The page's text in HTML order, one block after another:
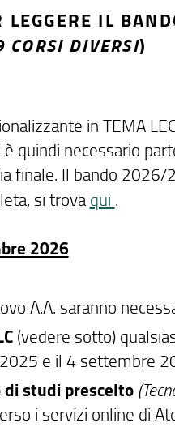
LEGGERE IL
CORSI DIVERSI)
in TEMA
quindi necessario
finale. Il bando
si trovaqui .
2026
A.A. saranno
(vedere sotto)
e il 4 settembre
di studi prescelto
i servizi online di